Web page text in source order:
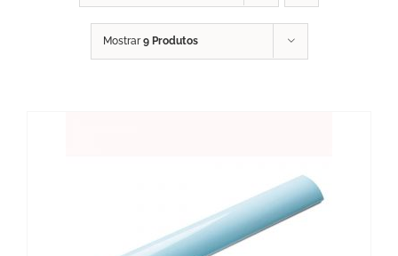
Mostrar9 Produtos